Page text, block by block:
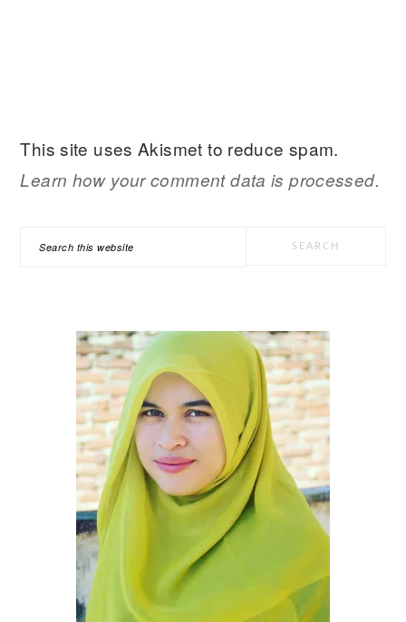
This site uses Akismet to reduce spam.
Learn how your comment data is processed.
Search